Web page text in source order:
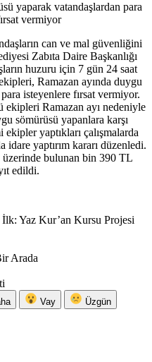
yaparak vatandaşlardan para
vermiyor
can ve mal güvenliğini
Zabıta Daire Başkanlığı
huzuru için 7 gün 24 saat
Ramazan ayında duygu
isteyenlere fırsat vermiyor.
Ramazan ayı nedeniyle
sömürüsü yapanlara karşı
ekipler yaptıkları çalışmalarda
yaptırım kararı düzenledi.
bulunan bin 390 TL
edildi.
Yaz Kur’an Kursu Projesi
Arada
Vay Üzgün